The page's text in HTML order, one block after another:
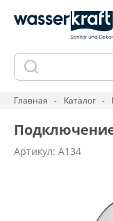
Главная Каталог
Артикул: A134